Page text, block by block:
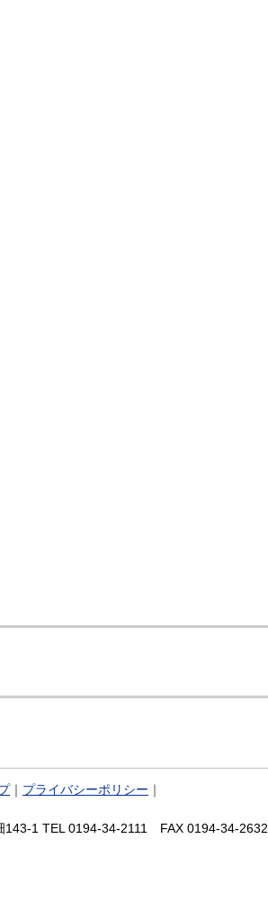
｜ プライバシーポリシー
143-1 TEL 0194-34-2111 FAX 0194-34-2632